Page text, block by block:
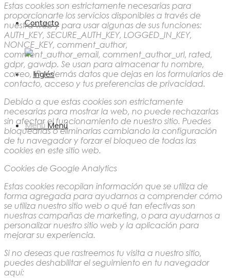
Contacto
Menú Menú
Estas cookies son estrictamente necesarias para
proporcionarte los servicios disponibles a través de
nuestra web y para usar algunas de sus funciones:
AUTH_KEY, SECURE_AUTH_KEY, LOGGED_IN_KEY,
NONCE_KEY, comment_author,
comment_author_email, comment_author_url, rated,
gdpr, gawdp. Se usan para almacenar tu nombre,
correo, IP y demás datos que dejas en los formularios de
contacto, acceso y tus preferencias de privacidad.
Debido a que estas cookies son estrictamente
necesarias para mostrar la web, no puede rechazarlas
sin afectar el funcionamiento de nuestro sitio. Puedes
bloquearlas o eliminarlas cambiando la configuración
de tu navegador y forzar el bloqueo de todas las
cookies en este sitio web.
Cookies de Google Analytics
Estas cookies recopilan información que se utiliza de
forma agregada para ayudarnos a comprender cómo
se utiliza nuestro sitio web o qué tan efectivas son
nuestras campañas de marketing, o para ayudarnos a
personalizar nuestro sitio web y la aplicación para
mejorar su experiencia.
Si no deseas que rastreemos tu visita a nuestro sitio,
puedes deshabilitar el seguimiento en tu navegador
aquí: